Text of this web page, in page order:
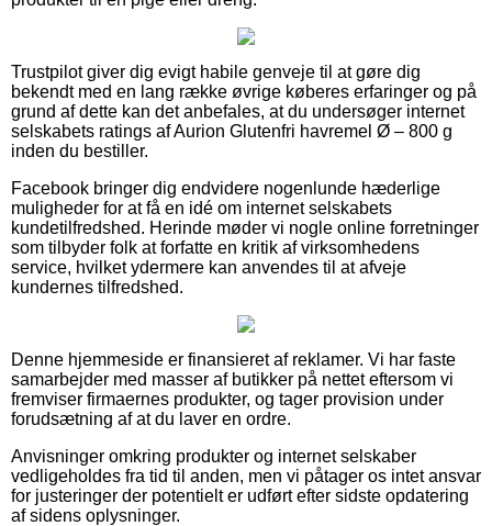
Trustpilot giver dig evigt habile genveje til at gøre dig
bekendt med en lang række øvrige køberes erfaringer og på
grund af dette kan det anbefales, at du undersøger internet
selskabets ratings af Aurion Glutenfri havremel Ø – 800 g
inden du bestiller.
Facebook bringer dig endvidere nogenlunde hæderlige
muligheder for at få en idé om internet selskabets
kundetilfredshed. Herinde møder vi nogle online forretninger
som tilbyder folk at forfatte en kritik af virksomhedens
service, hvilket ydermere kan anvendes til at afveje
kundernes tilfredshed.
Denne hjemmeside er finansieret af reklamer. Vi har faste
samarbejder med masser af butikker på nettet eftersom vi
fremviser firmaernes produkter, og tager provision under
forudsætning af at du laver en ordre.
Anvisninger omkring produkter og internet selskaber
vedligeholdes fra tid til anden, men vi påtager os intet ansvar
for justeringer der potentielt er udført efter sidste opdatering
af sidens oplysninger.